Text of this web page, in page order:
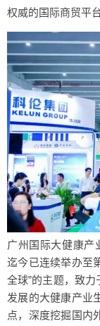
权威的国际商贸平
广州国际大健康产
迄今已连续举办至
全球”的主题，致
发展的大健康产业
点，深度挖掘国内